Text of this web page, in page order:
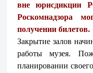
вне юрисдикции
Роскомнадзора
получении билетов.
Закрытие залов
работы музея.
планировании